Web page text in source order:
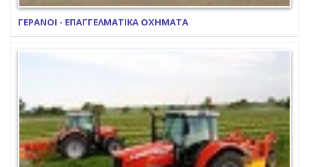
ΓΕΡΑΝΟΙ - ΕΠΑΓΓΕΛΜΑΤΙΚΑ ΟΧΗΜΑΤΑ